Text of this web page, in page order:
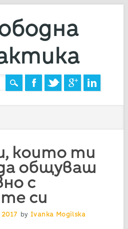
които ти
общуваш
с
си
by Ivanka Mogilska